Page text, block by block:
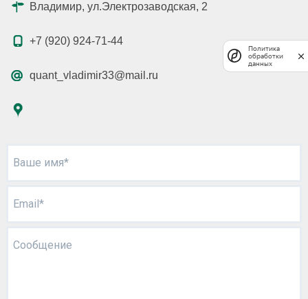
Владимир, ул.Электрозаводская, 2
+7 (920) 924-71-44
quant_vladimir33@mail.ru
Ваше имя*
Email*
Сообщение
Политика
обработки
данных